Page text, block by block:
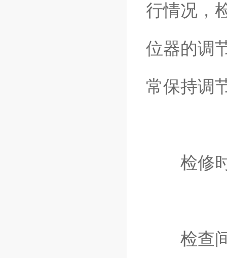
行情况，
位器的调
常保持调
检修时
检查间